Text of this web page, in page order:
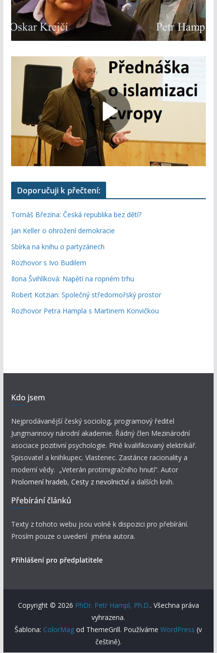
Doporučuji k přečtení:
Tomáš Březina: Česká republika bez dětí?
Jan Keller o ohrožení demokracie
Sbírka na knihu o partyzánech
Rozhovor s Ivo Budilem
Ilona Švihlíková: Napětí na ropném trhu
Robert Kotzian: Společný středomořský prostor
Rozhovor Petra Hampla s Martinem Konvičkou
Kdo jsem
Nejprodávanější český sociolog, programový ředitel
Jungmannovy národní akademie. Řádný člen Mezinárodní
asociace pozitivní psychologie. Plně kvalifikovaný elektrikář.
Spisovatel a knihkupec. Vlastenec. Zastánce racionality a
moderní vědy. „Veterán protimigračního hnutí“. Autor
Prolomení hradeb, Cesty z nevolnictví a dalších knih.
Přebírání článků
Texty z tohoto webu jsou volně k dispozici pro přebírání.
Prosím pouze o uvedení jména autora.
Přihlášení pro předplatitele
Copyright © 2026 PhDr. Petr Hampl, Ph.D.. Všechna práva
vyhrazena.
Šablona: ColorMag od ThemeGrill. PoužívámeWordPress (v
češtině).